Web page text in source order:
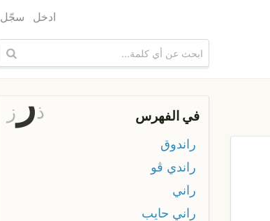
ادخل سجّل
في الفهرس ذر ز
راندوق
راندي ڤو
راني
راني حايب